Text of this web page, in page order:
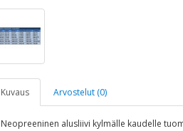
Kuvaus Arvostelut (0)
Neopreeninen alusliivi kylmälle kaudelle